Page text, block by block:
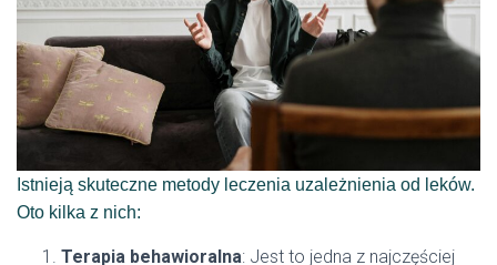
Istnieją skuteczne metody leczenia uzależnienia od leków.
Oto kilka z nich:
Terapia behawioralna: Jest to jedna z najczęściej